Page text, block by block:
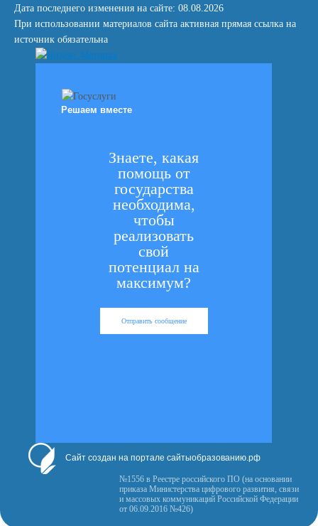
Дата последнего изменения на сайте: 08.08.2026
При использовании материалов сайта активная прямая ссылка на
источник обязательна
Решаем вместе
Знаете, какая
помощь от
государства
необходима,
чтобы
реализовать
свой
потенциал на
максимум?
Отправить сообщение
Сайт создан на портале сайтыобразованию.рф
№1556 в Реестре российского ПО (на основании
приказа Министерства цифрового развития, связи
и массовых коммуникаций Российской Федерации
от 06.09.2016 №426)